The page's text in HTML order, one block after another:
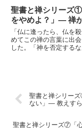
聖書と禅シリーズ
をやめよ？」― 禅
「仏に逢ったら、仏を
めてこの禅の言葉に出
した。「神を否定する
これは受け入れがたい
聖書と禅シリー
ない」― 教えす
聖書と禅シリーズ⑦「